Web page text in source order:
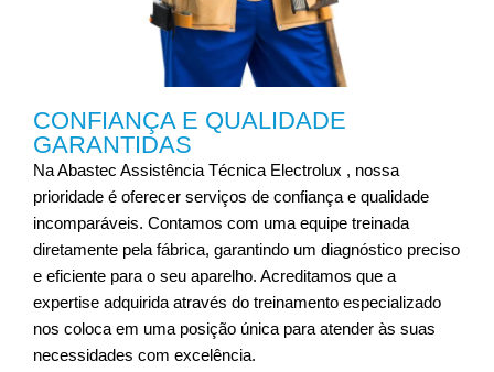
CONFIANÇA E QUALIDADE
GARANTIDAS
Na Abastec Assistência Técnica Electrolux , nossa
prioridade é oferecer serviços de confiança e qualidade
incomparáveis. Contamos com uma equipe treinada
diretamente pela fábrica, garantindo um diagnóstico preciso
e eficiente para o seu aparelho. Acreditamos que a
expertise adquirida através do treinamento especializado
nos coloca em uma posição única para atender às suas
necessidades com excelência.